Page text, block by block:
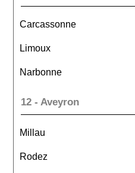
Carcassonne
Limoux
Narbonne
12 - Aveyron
Millau
Rodez